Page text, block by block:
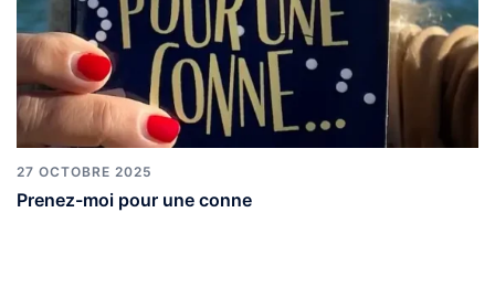
27 OCTOBRE 2025
Prenez-moi pour une conne